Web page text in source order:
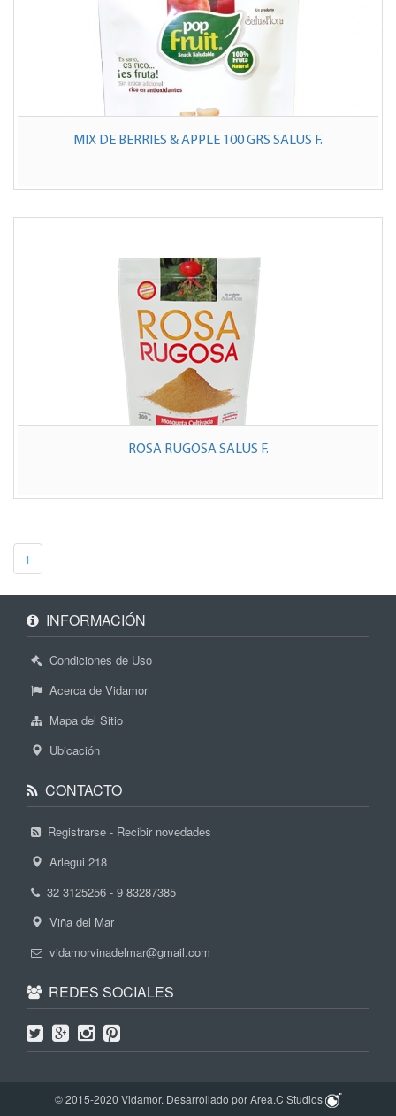
MIX DE BERRIES & APPLE 100 GRS SALUS F.
ROSA RUGOSA SALUS F.
1
INFORMACIÓN
Condiciones de Uso
Acerca de Vidamor
Mapa del Sitio
Ubicación
CONTACTO
Registrarse - Recibir novedades
Arlegui 218
32 3125256 - 9 83287385
Viña del Mar
vidamorvinadelmar@gmail.com
REDES SOCIALES
© 2015-2020 Vidamor. Desarrollado por Area.C Studios